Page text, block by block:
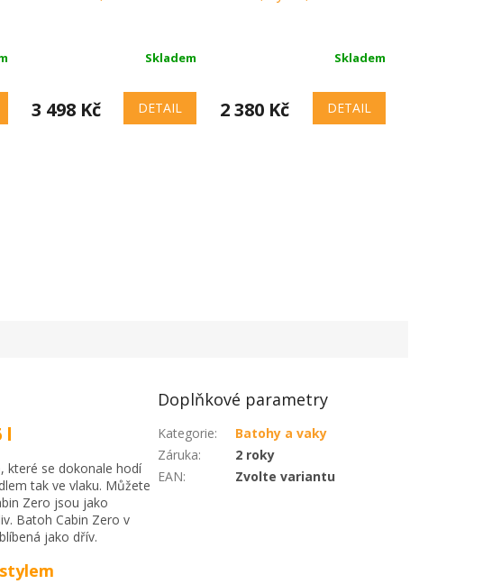
Skladem
3 498 Kč DETAIL
Skladem
2 380 Kč DETAIL
l
které se dokonale hodí
tak ve vlaku. Můžete
Zero jsou jako
Batoh Cabin Zero v
jako dřív.
Doplňkové parametry
Kategorie:
Batohy a vaky
Záruka:
2 roky
EAN: Zvolte variantu